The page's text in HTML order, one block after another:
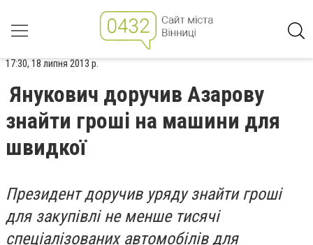
17:30, 18 липня 2013 р.
Янукович доручив Азарову
знайти гроші на машини для
швидкої
Президент доручив уряду знайти гроші
для закупівлі не менше тисячі
спеціалізованих автомобілів для